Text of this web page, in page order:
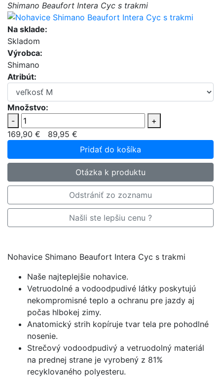
Shimano Beaufort Intera Cyc s trakmi
Na sklade:
Skladom
Výrobca:
Shimano
Atribút:
Množstvo:
-
+
169,90 €
89,95 €
Pridať do košíka
Otázka k produktu
Odstrániť zo zoznamu
Našli ste lepšiu cenu ?
Nohavice Shimano Beaufort Intera Cyc s trakmi
Naše najteplejšie nohavice.
Vetruodolné a vodoodpudivé látky poskytujú
nekompromisné teplo a ochranu pre jazdy aj
počas hlbokej zimy.
Anatomický strih kopíruje tvar tela pre pohodlné
nosenie.
Strečový vodoodpudivý a vetruodolný materiál
na prednej strane je vyrobený z 81%
recyklovaného polyesteru.